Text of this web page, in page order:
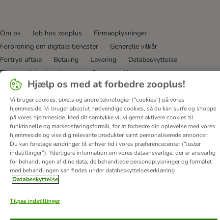
Om os Job hos zooplus
Firmaoplysninger
Forordning om digitale tjenester
Generelle vilkår
Fortryd aftale
Betaling Levering
Databeskyttelse
Tilgængelighedserklæring
Corporate Website
© zooplus SE 2026
Hjælp os med at forbedre zooplus!
Vi bruger cookies, pixels og andre teknologier (“cookies”) på vores
hjemmeside. Vi bruger absolut nødvendige cookies, så du kan surfe og shoppe
på vores hjemmeside. Med dit samtykke vil vi gerne aktivere cookies til
funktionelle og markedsføringsformål, for at forbedre din oplevelse med vores
hjemmeside og vise dig relevante produkter samt personaliserede annoncer.
Du kan foretage ændringer til enhver tid i vores præferencecenter (“Juster
indstillinger”). Yderligere information om vores dataansvarlige, der er ansvarlig
for behandlingen af ​​dine data, de behandlede personoplysninger og formålet
med behandlingen kan findes under databeskyttelseserklæring
Databeskyttelse
Tilpas indstillinger